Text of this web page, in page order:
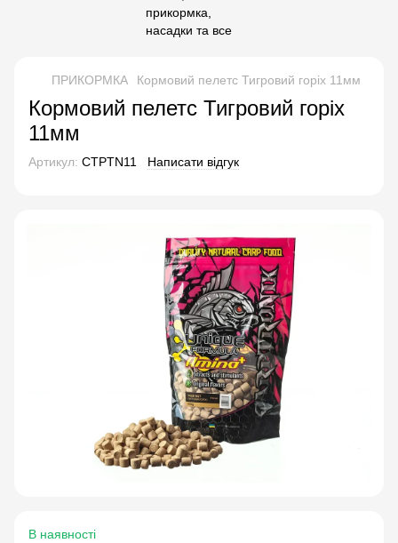
ПРИКОРМКА Кормовий пелетс Тигровий горіх 11мм
Кормовий пелетс Тигровий горіх
11мм
Артикул: CTPTN11 Написати відгук
В наявності